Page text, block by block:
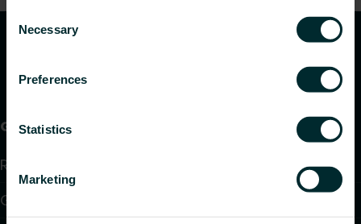
Consent
Selection
Necessary
Preferences
Statistics
Marketing
Gaminiai
Radiatoriai ir rankšluosčių džiovintuvai
Grindinis šildymas ir aušinimas